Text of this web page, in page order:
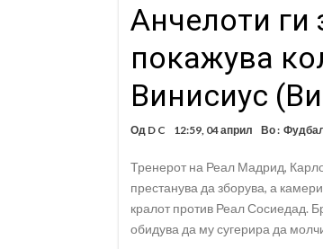
Анчелоти ги
покажува
Винисиус
Од D C 12:59, 04 април Во :
Тренерот на Реал Мадрид,
престанува да зборува, а
кралот против Реал Сосиедад.
обидува да му сугерира да